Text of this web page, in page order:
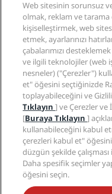
Radisson Hotels
Sports Approved oteller
Aile Dostu Oteller
Sağlık ve Güvenlik
Radisson Hotel Group
Medya
Kariyer RHG
Kariyer PPHE
EHL Kariyer
The Club by RHG
Geliştirme fırsatları
Sorumlu İşletme
Satın Alma
Yasal
Gizlilik Merkezi
Yasal bildirim
Radisson Rewards
Site kullanım sözleşmesi
Dijital Erişilebilirlik
Modern Kölelik Beyanı
Yardım
Tüketici uyarıları
İletişim
SSS
Site haritası
Sosyal medya
Radisson Hotels
Web sitesinin sorunsuz
olmak, reklam ve
kişiselleştirmek, web
etmek, ayarlarınızı
çabalarımızı
ve ilgili teknolojiler (web
nesneler) ("Çerezler")
et" öğesini seçtiğinizde
toplayabileceğini ve
Tıklayın] ve Çerezler
[Buraya Tıklayın]
kullanabileceğini kabul
çerezleri kabul et"
düzgün şekilde
Daha spesifik seçimler
öğesini seçin.